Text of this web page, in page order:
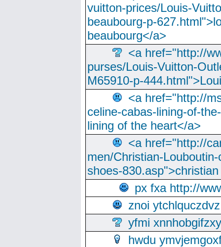
vuitton-prices/Louis-
beaubourg-p-
beaubourg</a>
<a href="http://
purses/Louis-Vuitton-
M65910-p-
<a href="http://
celine-cabas-lining-of-
lining of the heart</a>
<a href="http://
men/Christian-
shoes-
px fxa http://
znoi ytchlquczdvz
yfmi xnnhobgifzxy
hwdu